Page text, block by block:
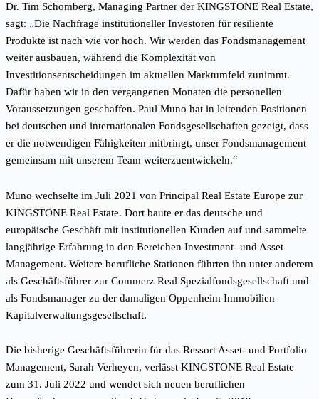
Dr. Tim Schomberg, Managing Partner der KINGSTONE Real Estate,
sagt: „Die Nachfrage institutioneller Investoren für resiliente
Produkte ist nach wie vor hoch. Wir werden das Fondsmanagement
weiter ausbauen, während die Komplexität von
Investitionsentscheidungen im aktuellen Marktumfeld zunimmt.
Dafür haben wir in den vergangenen Monaten die personellen
Voraussetzungen geschaffen. Paul Muno hat in leitenden Positionen
bei deutschen und internationalen Fondsgesellschaften gezeigt, dass
er die notwendigen Fähigkeiten mitbringt, unser Fondsmanagement
gemeinsam mit unserem Team weiterzuentwickeln.“
Muno wechselte im Juli 2021 von Principal Real Estate Europe zur
KINGSTONE Real Estate. Dort baute er das deutsche und
europäische Geschäft mit institutionellen Kunden auf und sammelte
langjährige Erfahrung in den Bereichen Investment- und Asset
Management. Weitere berufliche Stationen führten ihn unter anderem
als Geschäftsführer zur Commerz Real Spezialfondsgesellschaft und
als Fondsmanager zu der damaligen Oppenheim Immobilien-
Kapitalverwaltungsgesellschaft.
Die bisherige Geschäftsführerin für das Ressort Asset- und Portfolio
Management, Sarah Verheyen, verlässt KINGSTONE Real Estate
zum 31. Juli 2022 und wendet sich neuen beruflichen